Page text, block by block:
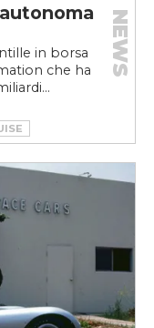
in borsa
che ha
NEWS